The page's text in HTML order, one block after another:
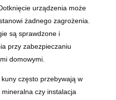
urządzenia może
żadnego zagrożenia.
są sprawdzone i
przy zabezpieczaniu
domowymi.
często przebywają w
mineralna czy instalacja